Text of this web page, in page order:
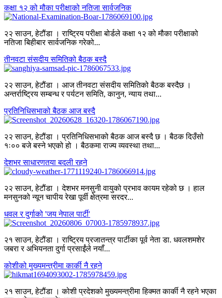
कक्षा १२ को मौका परीक्षाको नतिजा सार्वजनिक
२२ साउन, हेटौंडा । राष्ट्रिय परीक्षा बोर्डले कक्षा १२ को मौका परीक्षाको
नतिजा बिहीबार सार्वजनिक गरेको...
तीनवटा संसदीय समितिको बैठक बस्दै
२२ साउन, हेटौंडा । आज तीनवटा संसदीय समितिको बैठक बस्दैछ ।
अन्तर्राष्ट्रिय सम्बन्ध र पर्यटन समिति, कानुन, न्याय तथा...
प्रतिनिधिसभाको बैठक आज बस्दै
२२ साउन, हेटौंडा । प्रतिनिधिसभाको बैठक आज बस्दै छ । बैठक दिउँसो
१ः०० बजे बस्ने भएको हो । बैठकमा राज्य व्यवस्था तथा...
देशभर साधारणतया बदली रहने
२२ साउन, हेटौंडा । देशभर मनसुनी वायुको प्रभाव कायम रहेको छ । हाल
मनसुनको न्यून चापीय रेखा पूर्वी क्षेत्रमा सरदर...
धवल र दुर्गाको 'जय नेपाल पार्टी'
२१ साउन, हेटौंडा । राष्ट्रिय प्रजातन्त्र पार्टीका पूर्व नेता डा. धवलशमशेर
जबरा र अभियनता दुर्गा प्रसाईंले नयाँ...
कोशीको मुख्यमन्त्रीमा कार्की नै रहने
२१ साउन, हेटौंडा । कोशी प्रदेशको मुख्यमन्त्रीमा हिक्मत कार्की नै रहने भएका